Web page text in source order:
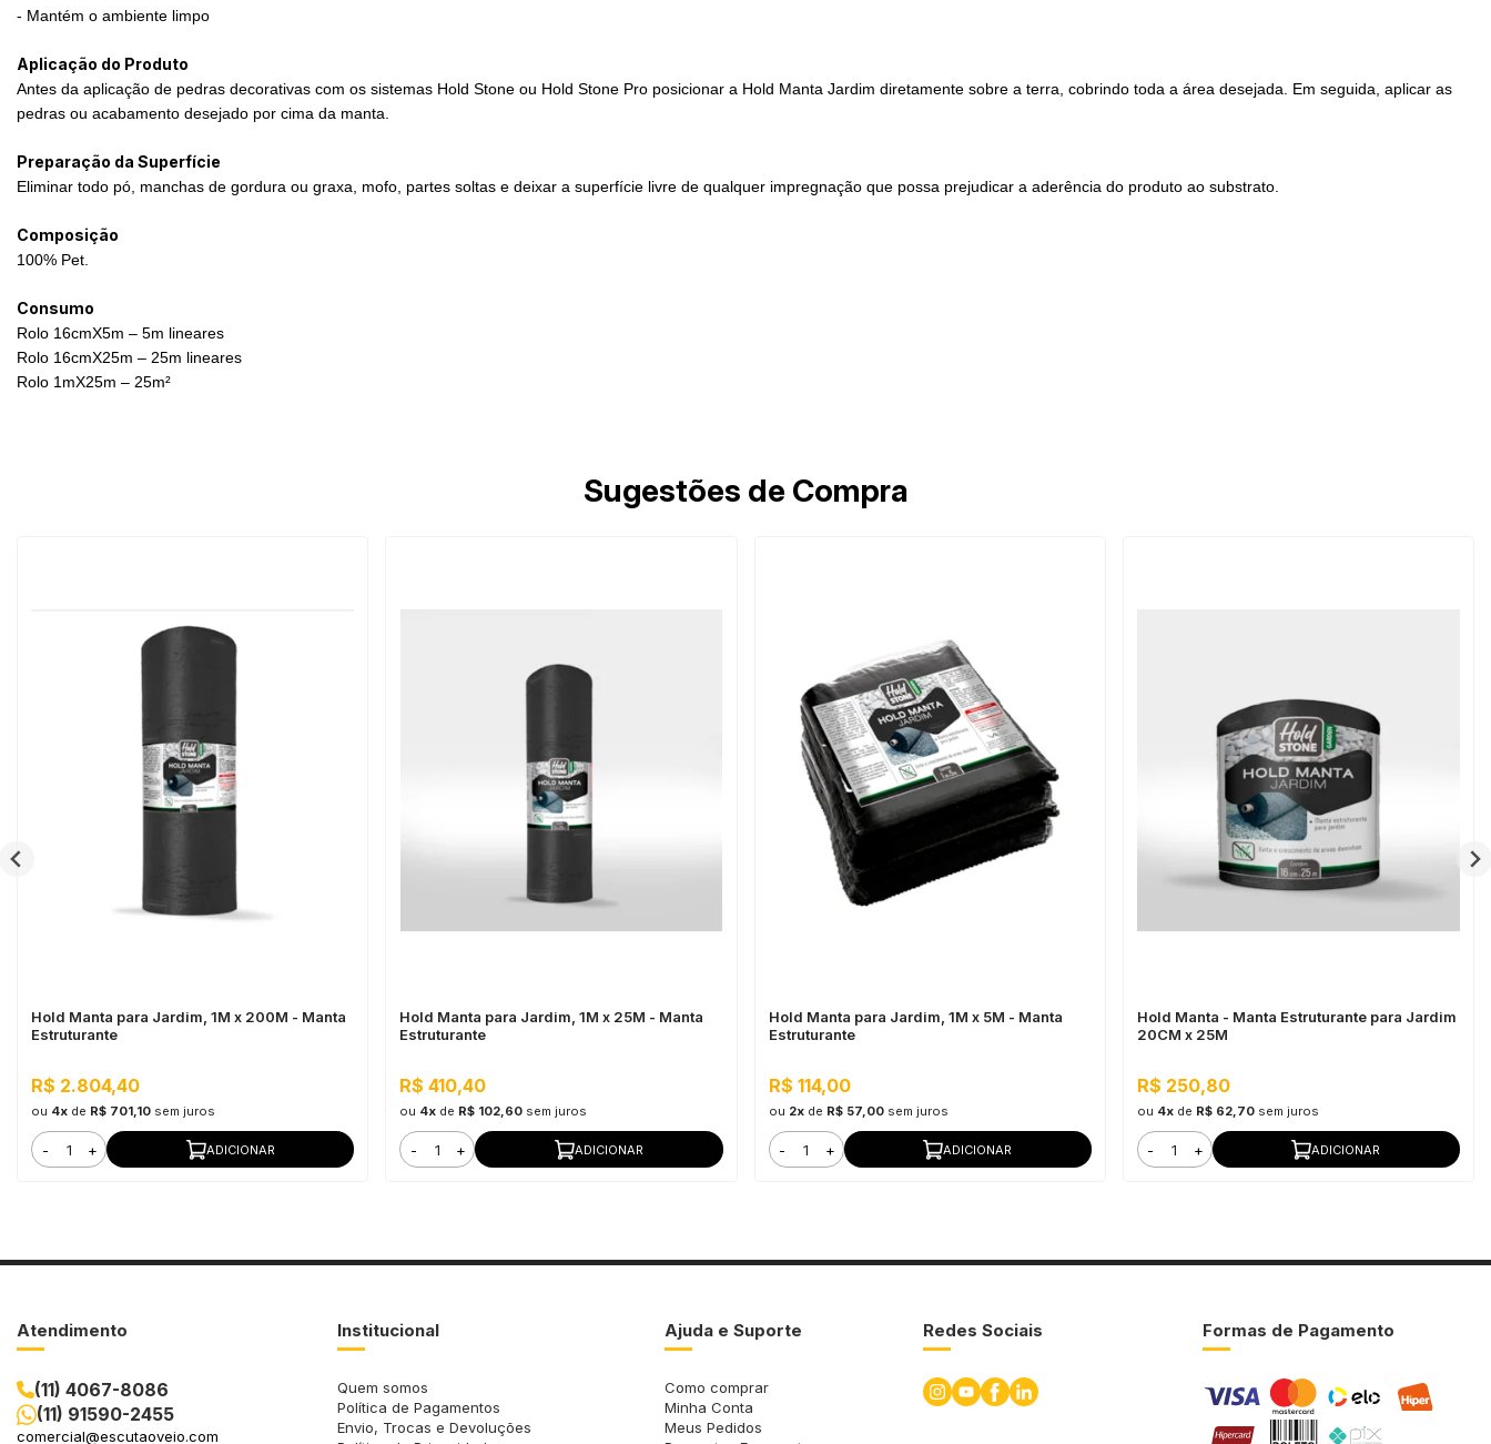
- Mantém o ambiente limpo
Aplicação do Produto
Antes da aplicação de pedras decorativas com os sistemas Hold Stone ou Hold Stone Pro posicionar a Hold Manta Jardim diretamente sobre a terra, cobrindo toda a área desejada. Em seguida, aplicar as
pedras ou acabamento desejado por cima da manta.
Preparação da Superfície
Eliminar todo pó, manchas de gordura ou graxa, mofo, partes soltas e deixar a superfície livre de qualquer impregnação que possa prejudicar a aderência do produto ao substrato.
Composição
100% Pet.
Consumo
Rolo 16cmX5m – 5m lineares
Rolo 16cmX25m – 25m lineares
Rolo 1mX25m – 25m²
Sugestões de Compra
Hold Manta para Jardim, 1M x 200M - Manta
Estruturante
R$ 2.804,40
ou 4x de R$ 701,10 sem juros
- + ADICIONAR
Hold Manta para Jardim, 1M x 25M - Manta
Estruturante
R$ 410,40
ou 4x de R$ 102,60 sem juros
- + ADICIONAR
Hold Manta para Jardim, 1M x 5M - Manta
Estruturante
R$ 114,00
ou 2xde R$ 57,00 sem juros
- + ADICIONAR
Hold Manta - Manta Estruturante para Jardim
20CM x 25M
R$ 250,80
ou 4xde R$ 62,70 sem juros
- + ADICIONAR
Atendimento
(11) 4067-8086
(11) 91590-2455
comercial@escutaoveio.com
Institucional
Quem somos
Política de Pagamentos
Envio, Trocas e Devoluções
Ajuda e Suporte
Como comprar
Minha Conta
Meus Pedidos
Redes Sociais Formas de Pagamento